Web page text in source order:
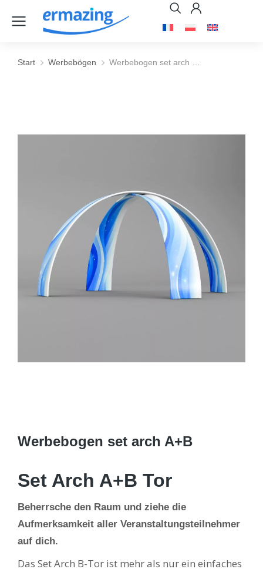
Sie befinden sich hier:
Start Werbebögen Werbebogen set arch …
Werbebogen set arch A+B
Set Arch A+B Tor
Beherrsche den Raum und ziehe die
Aufmerksamkeit aller Veranstaltungsteilnehmer
auf dich.
Das Set Arch B-Tor ist mehr als nur ein einfaches